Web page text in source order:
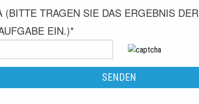
(BITTE TRAGEN SIE DAS ERGEBNIS DER
EIN.)*